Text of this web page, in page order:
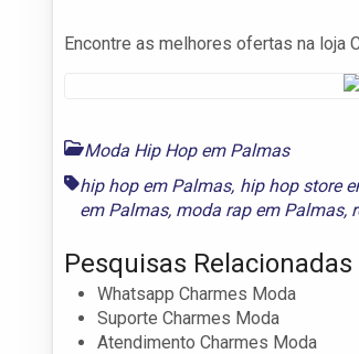
Encontre as melhores ofertas na loja
Moda Hip Hop em Palmas
hip hop em Palmas, hip hop store
em Palmas, moda rap em Palmas,
Pesquisas Relacionadas
Whatsapp Charmes Moda
Suporte Charmes Moda
Atendimento Charmes Moda